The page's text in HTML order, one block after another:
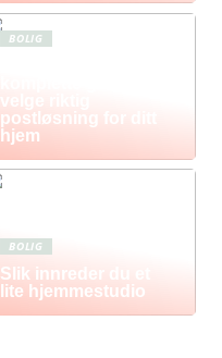
BOLIG
velge riktig
postløsning for ditt
hjem
BOLIG
Slik innreder du et
lite hjemmestudio